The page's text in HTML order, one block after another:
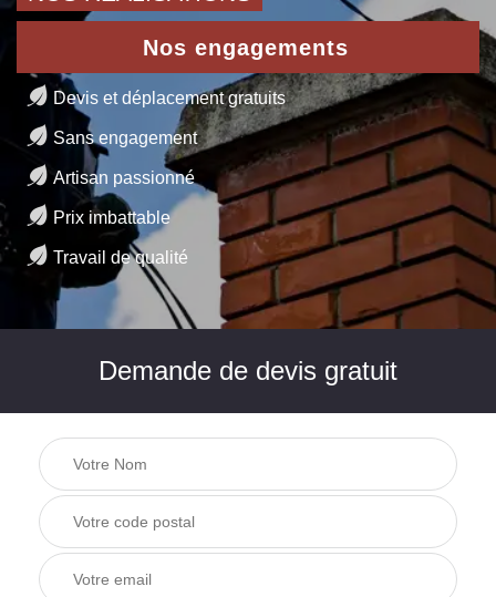
Nos engagements
Devis et déplacement gratuits
Sans engagement
Artisan passionné
Prix imbattable
Travail de qualité
Demande de devis gratuit